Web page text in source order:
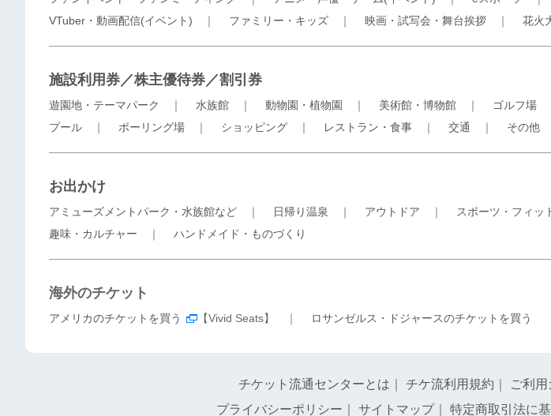
VTuber・動画配信(イベント) ｜ ファミリー・キッズ ｜ 映画・試写会・舞台挨拶 ｜ 花火
施設利用券／株主優待券／割引券
遊園地・テーマパーク ｜ 水族館 ｜ 動物園・植物園 ｜ 美術館・博物館 ｜ ゴルフ場
プール ｜ ボーリング場 ｜ ショッピング ｜ レストラン・食事 ｜ 交通 ｜ その他
お出かけ
アミューズメントパーク・水族館など ｜ 日帰り温泉 ｜ アウトドア ｜ スポーツ・フィッ
趣味・カルチャー ｜ ハンドメイド・ものづくり
海外のチケット
アメリカのチケットを買う 【Vivid Seats】 ｜ ロサンゼルス・ドジャースのチケットを買う
チケット流通センターとは チケ流利用規約 ご利用
プライバシーポリシー
サイトマップ｜ 特定商取引法に